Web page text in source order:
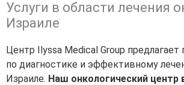
Услуги в области лечения
Израиле
Центр Ilyssa Medical Group предлагает
по диагностике и эффективному
Израиле. Наш онкологический центр